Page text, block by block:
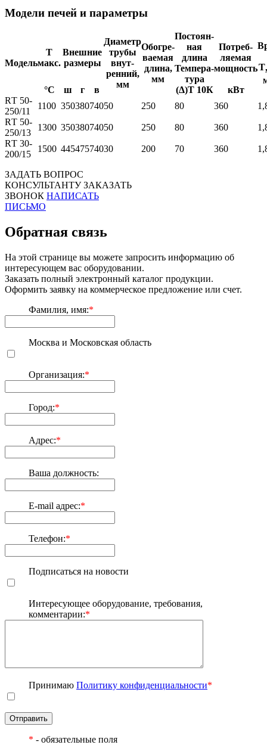
Модели печей и параметры
Модель
Т
макс.
Внешние
размеры
Диаметр
трубы
внут-
ренний,
мм
Обогре-
ваемая
длина,
мм
Постоян-
ная
длина
Темпера-
тура
Потреб-
ляемая
мощностьТ
°С
ш г в (Δ)Т 10К
кВт
RТ 50-
250/11
1100 35038074050 250 80 360
RТ 50-
250/13
1300 35038074050 250 80 360
RТ 30-
200/15
1500 44547574030 200 70 360
ЗАДАТЬ ВОПРОС
КОНСУЛЬТАНТУ ЗАКАЗАТЬ
ЗВОНОК НАПИСАТЬ
ПИСЬМО
Обратная связь
На этой странице вы можете запросить информацию об
интересующем вас оборудовании.
Заказать полный электронный каталог продукции.
Оформить заявку на коммерческое предложение или счет.
Фамилия, имя:*
Москва и Московская область
Организация:*
Город:*
Адрес:*
Ваша должность:
E-mail адрес:*
Телефон:*
Подписаться на новости
Интересующее оборудование, требования,
комментарии:*
Принимаю Политику конфиденциальности*
Отправить
* - обязательные поля